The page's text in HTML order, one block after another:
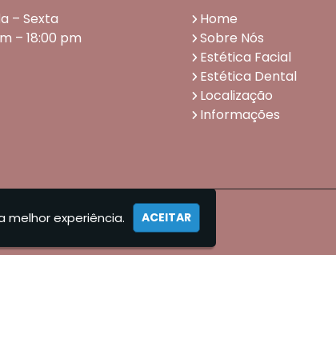
– Sexta
– 18:00 pm
Home
Sobre Nós
Estética Facial
Estética Dental
Localização
Informações
melhor experiência. ACEITAR